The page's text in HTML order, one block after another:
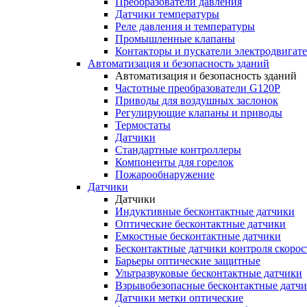
Датчики температуры
Реле давления и температуры
Промышленные клапаны
Контакторы и пускатели
Автоматизация и безопасность зданий
Автоматизация и безопасность зданий
Частотные преобразователи G120P
Приводы для воздушных заслонок
Регулирующие клапаны и приводы
Термостаты
Датчики
Стандартные контроллеры
Компоненты для горелок
Пожарообнаружение
Датчики
Датчики
Индуктивные бесконтактные датчики
Оптические бесконтактные датчики
Емкостные бесконтактные датчики
Бесконтактные датчики контроля
Барьеры оптические защитные
Ультразвуковые бесконтактные датчики
Взрывобезопасные бесконтактные
Датчики метки оптические